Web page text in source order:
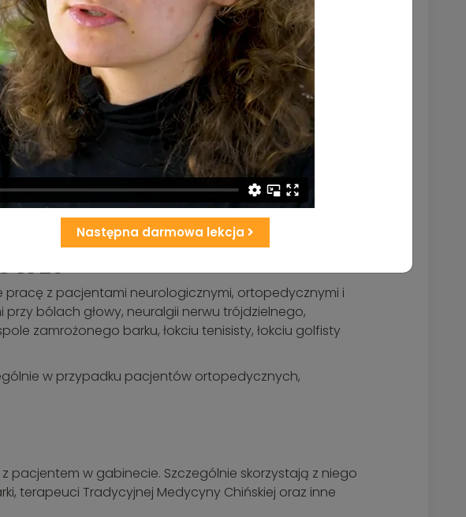
który możesz przerabiać we własnym tempie i do
certyfikat ukończenia kursu, który możesz pobrać.
i zastosowania YNSA,
do Nowej Akupunktury Czaszki Yamamoto dla
z pacjentami neurologicznymi, ortopedycznymi i
bólach głowy, neuralgii nerwu trójdzielnego,
zamrożonego barku, łokciu tenisisty, łokciu golfisty
w przypadku pacjentów ortopedycznych,
pacjentem w gabinecie. Szczególnie skorzystają z niego
terapeuci Tradycyjnej Medycyny Chińskiej oraz inne
Następna darmowa lekcja